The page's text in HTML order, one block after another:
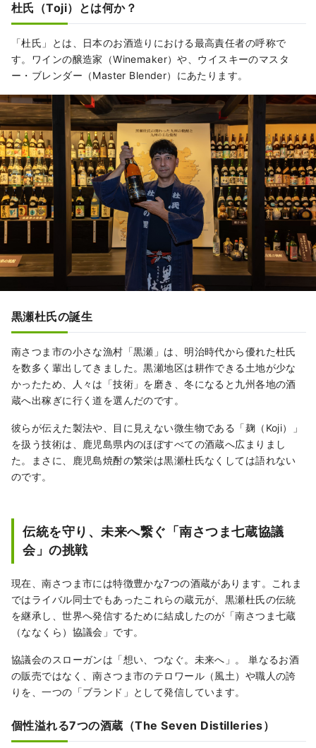
杜氏（Toji）とは何か？
「杜氏」とは、日本のお酒造りにおける最高責任者の呼称で
す。ワインの醸造家（Winemaker）や、ウイスキーのマスタ
ー・ブレンダー（Master Blender）にあたります。
黒瀬杜氏の誕生
南さつま市の小さな漁村「黒瀬」は、明治時代から優れた杜氏
を数多く輩出してきました。黒瀬地区は耕作できる土地が少な
かったため、人々は「技術」を磨き、冬になると九州各地の酒
蔵へ出稼ぎに行く道を選んだのです。
彼らが伝えた製法や、目に見えない微生物である「麹（Koji）」
を扱う技術は、鹿児島県内のほぼすべての酒蔵へ広まりまし
た。まさに、鹿児島焼酎の繁栄は黒瀬杜氏なくしては語れない
のです。
伝統を守り、未来へ繋ぐ「南さつま七蔵協議
会」の挑戦
現在、南さつま市には特徴豊かな7つの酒蔵があります。これま
ではライバル同士でもあったこれらの蔵元が、黒瀬杜氏の伝統
を継承し、世界へ発信するために結成したのが「南さつま七蔵
（ななくら）協議会」です。
協議会のスローガンは「想い、つなぐ。未来へ」。 単なるお酒
の販売ではなく、南さつま市のテロワール（風土）や職人の誇
りを、一つの「ブランド」として発信しています。
個性溢れる7つの酒蔵（The Seven Distilleries）